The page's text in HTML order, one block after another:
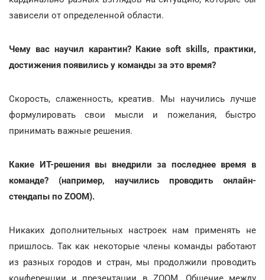
зависели от определенной области.
Чему вас научил карантин? Какие soft skills, практики,
достижения появились у команды за это время?
Скорость, слаженность, креатив. Мы научились лучше
формулировать свои мысли и пожелания, быстро
принимать важные решения.
Какие ИТ-решения вы внедрили за последнее время в
команде? (например, научились проводить онлайн-
стендапы по ZOOM).
Никаких дополнительных настроек нам применять не
пришлось. Так как некоторые члены команды работают
из разных городов и стран, мы продолжили проводить